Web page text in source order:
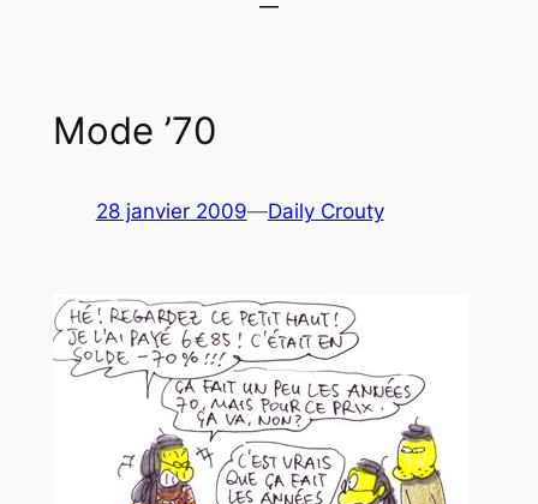
Mode ’70
28 janvier 2009—Daily Crouty